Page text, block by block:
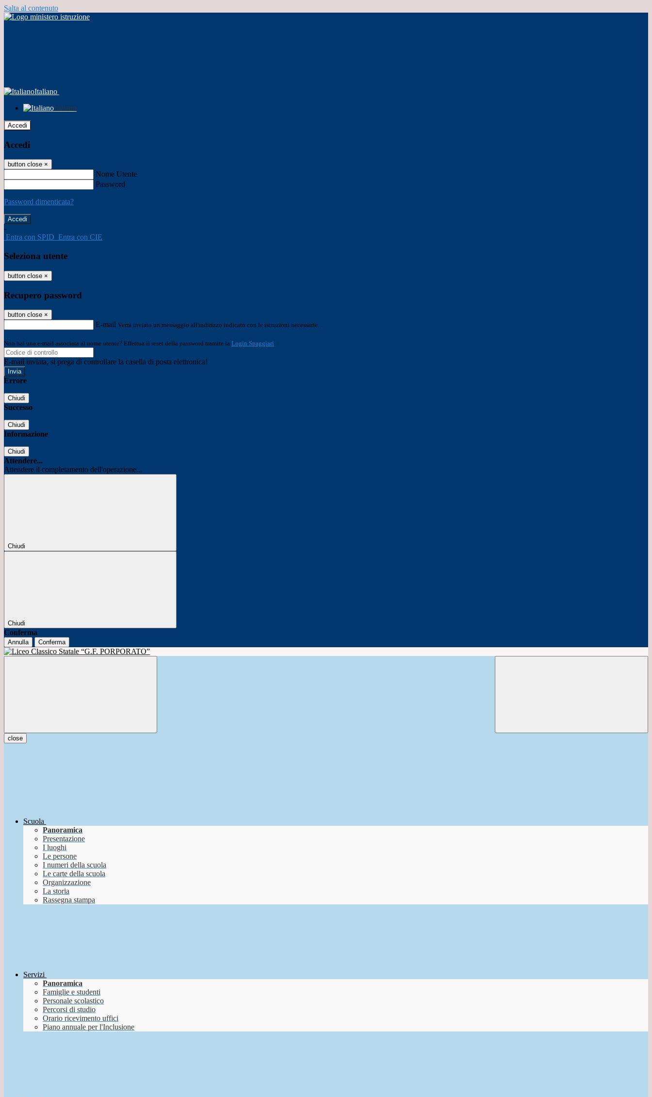
Salta al contenuto
Italiano
Italiano
Accedi
Accedi
button close ×
Nome Utente
Password
Password dimenticata?
-
Entra con SPID Entra con CIE
Seleziona utente
button close ×
Recupero password
button close ×
E-mail Verrà inviato un messaggio all'indirizzo indicato con le istruzioni necessarie.
Non hai una e-mail associata al nome utente? Effettua il reset della password tramite la Login Spaggiari
E-mail inviata, si prega di controllare la casella di posta elettronica!
Errore
Chiudi
Successo
Chiudi
Informazione
Chiudi
Attendere...
Attendere il completamento dell'operazione...
Chiudi
Chiudi
Conferma
Annulla Conferma
close
Scuola
Panoramica
Presentazione
I luoghi
Le persone
I numeri della scuola
Le carte della scuola
Organizzazione
La storia
Rassegna stampa
Servizi
Panoramica
Famiglie e studenti
Personale scolastico
Percorsi di studio
Orario ricevimento uffici
Piano annuale per l'Inclusione